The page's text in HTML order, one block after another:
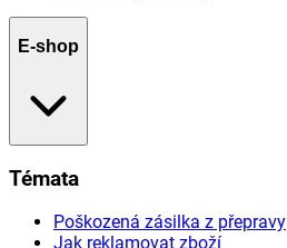
E-shop
Témata
Poškozená zásilka z přepravy
Jak reklamovat zboží